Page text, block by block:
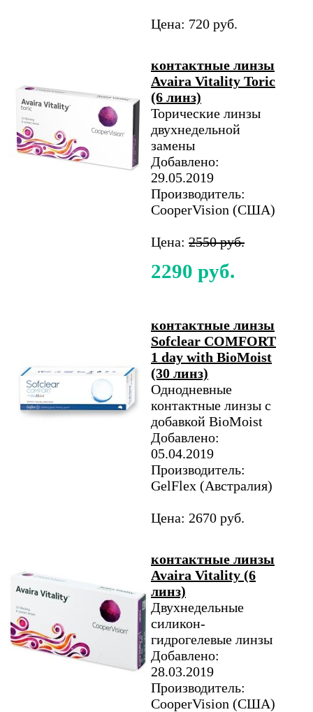
Цена: 720 руб.
контактные линзы
Avaira Vitality Toric
(6 линз)
Торические линзы
двухнедельной
замены
Добавлено:
29.05.2019
Производитель:
CooperVision (США)
Цена: 2550 руб.
2290 руб.
контактные линзы
Sofclear COMFORT
1 day with BioMoist
(30 линз)
Однодневные
контактные линзы с
добавкой BioMoist
Добавлено:
05.04.2019
Производитель:
GelFlex (Австралия)
Цена: 2670 руб.
контактные линзы
Avaira Vitality (6
линз)
Двухнедельные
силикон-
гидрогелевые линзы
Добавлено:
28.03.2019
Производитель:
CooperVision (США)